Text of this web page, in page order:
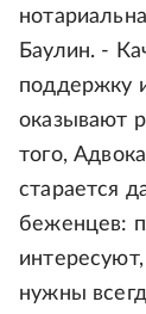
Баулин. -
поддержку
оказывают
того,
старается
беженцев:
нужны